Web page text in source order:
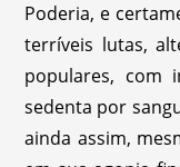
Poderia, e
terríveis lutas,
populares, com
sedenta por
ainda assim,